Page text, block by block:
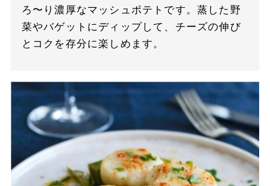
ろ〜り濃厚なマッシュポテトです。蒸した野
菜やバゲットにディップして、チーズの伸び
とコクを存分に楽しめます。